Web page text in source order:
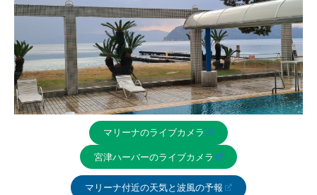
マリーナのライブカメラ
宮津ハーバーのライブカメラ
マリーナ付近の天気と波風の予報